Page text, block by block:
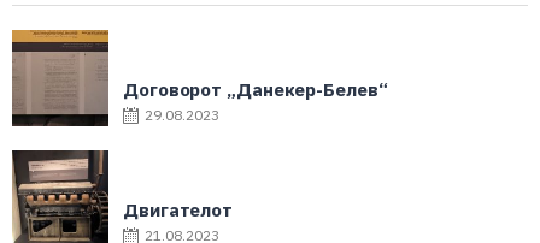
Договорот „Данекер-Белев“
29.08.2023
Двигателот
21.08.2023